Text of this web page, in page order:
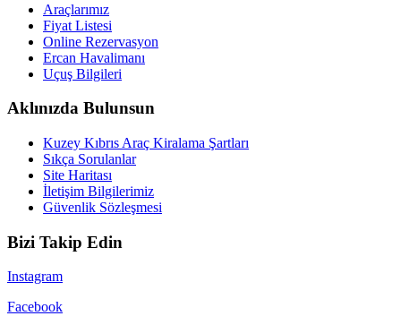
Araçlarımız
Fiyat Listesi
Online Rezervasyon
Ercan Havalimanı
Uçuş Bilgileri
Aklınızda Bulunsun
Kuzey Kıbrıs Araç Kiralama Şartları
Sıkça Sorulanlar
Site Haritası
İletişim Bilgilerimiz
Güvenlik Sözleşmesi
Bizi Takip Edin
Instagram
Facebook